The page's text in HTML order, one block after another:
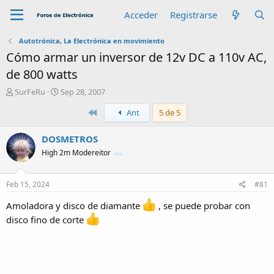
Acceder Registrarse
Autotrónica, La Electrónica en movimiento
Cómo armar un inversor de 12v DC a 110v AC,
de 800 watts
A
r
SurFeRu
F
a
d
e
o
Sep 28, 2007
PrimeroAnt 5 de 5
DOSMETROS
High 2m Modereitor
Feb 15, 2024 #81
Amoladora y disco de diamante
, se puede probar con
disco fino de corte